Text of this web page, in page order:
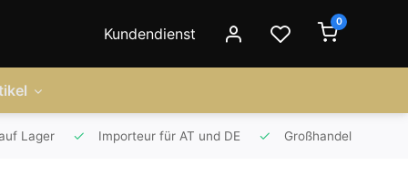
Kundendienst
0
Lager Importeur für AT und DE Großhandel